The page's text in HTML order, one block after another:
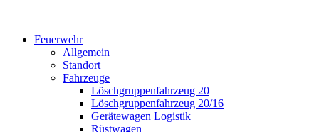
Feuerwehr
Allgemein
Standort
Fahrzeuge
Löschgruppen­fahrzeug 20
Lösch­gruppen­fahrzeug 20/16
Geräte­wagen Logistik
Rüst­wagen